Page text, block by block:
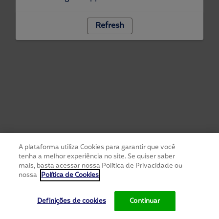
Refresh
A plataforma utiliza Cookies para garantir que você
tenha a melhor experiência no site. Se quiser saber
mais, basta acessar nossa Política de Privacidade ou
nossa Política de Cookies
Definições de cookies Continuar